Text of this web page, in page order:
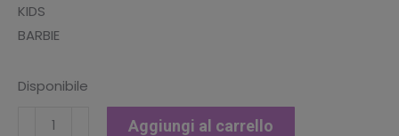
KIDS
BARBIE
Disponibile
COMPLETO
Aggiungi al carrello